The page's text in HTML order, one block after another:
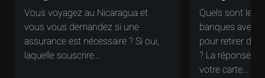
Vous voyagez au Nicaragua et
vous vous demandez si une
assurance est nécessaire ? Si oui,
laquelle souscrire...
Quels sont les
banques avec
pour retirer de
? La réponse
votre carte...